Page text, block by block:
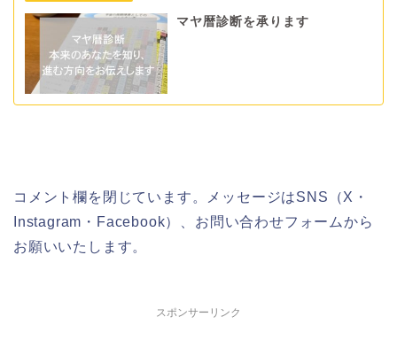
マヤ暦診断を承ります
コメント欄を閉じています。メッセージはSNS（X・
Instagram・Facebook）、お問い合わせフォームから
お願いいたします。
スポンサーリンク